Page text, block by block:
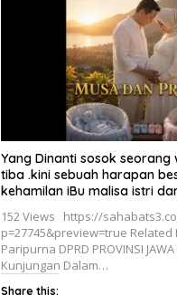
Yang Dinanti sosok seorang
tiba .kini sebuah harapan
kehamilan iBu malisa istri
berjudul Musa & Princes.
152 Views https://
p=27745&preview=true Related
Paripurna DPRD PROVINSI
Kunjungan Dalam…
Share this: